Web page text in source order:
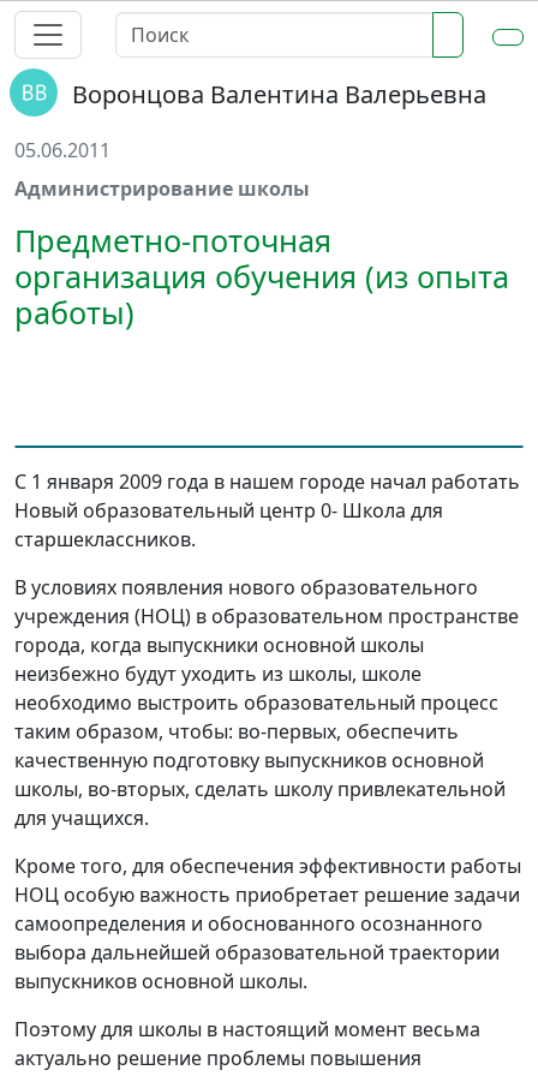
Воронцова Валентина Валерьевна
05.06.2011
Администрирование школы
Предметно-поточная
организация обучения (из опыта
работы)
С 1 января 2009 года в нашем городе начал работать
Новый образовательный центр 0- Школа для
старшеклассников.
В условиях появления нового образовательного
учреждения (НОЦ) в образовательном пространстве
города, когда выпускники основной школы
неизбежно будут уходить из школы, школе
необходимо выстроить образовательный процесс
таким образом, чтобы: во-первых, обеспечить
качественную подготовку выпускников основной
школы, во-вторых, сделать школу привлекательной
для учащихся.
Кроме того, для обеспечения эффективности работы
НОЦ особую важность приобретает решение задачи
самоопределения и обоснованного осознанного
выбора дальнейшей образовательной траектории
выпускников основной школы.
Поэтому для школы в настоящий момент весьма
актуально решение проблемы повышения